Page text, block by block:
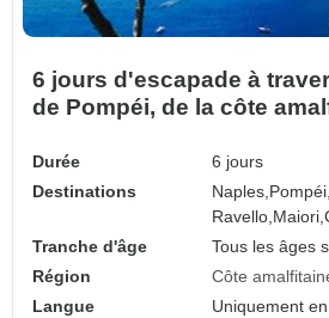
6 jours d'escapade à
de Pompéi, de la côte
Durée
6 jours
Destinations
Naples,Pompéi,
Ravello,Maiori,
Tranche d'âge
Tous les âges
Région
Côte
Langue
Uniquement